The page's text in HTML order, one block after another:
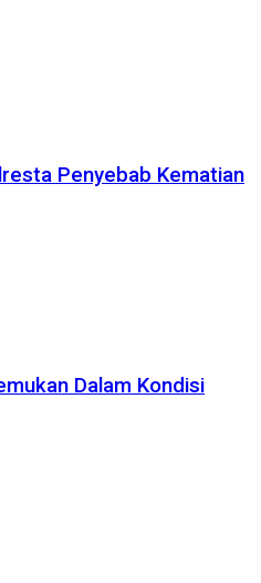
Penyebab Kematian
Dalam Kondisi